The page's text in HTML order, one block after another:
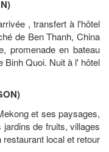
, transfert à l'hôtel
de Ben Thanh, China
promenade en bateau
Binh Quoi. Nuit à l' hôtel
et ses paysages,
de fruits, villages
local et retour